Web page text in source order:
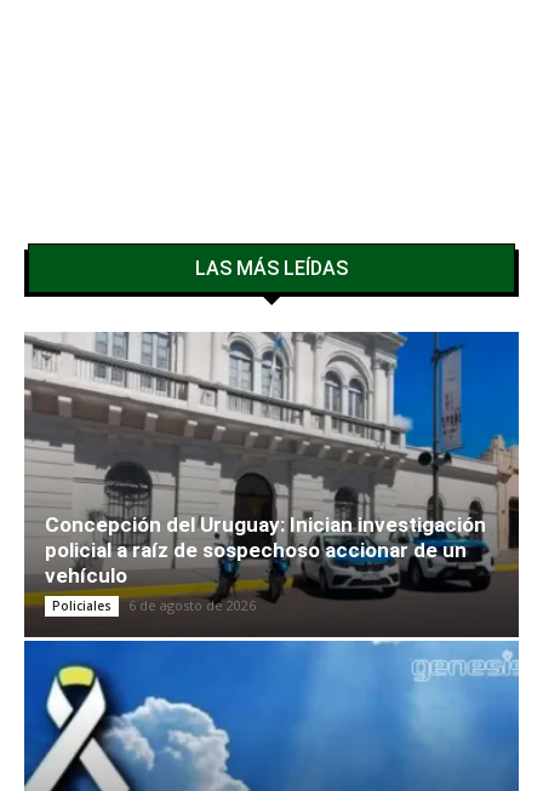
LAS MÁS LEÍDAS
Concepción del Uruguay: Inician investigación
policial a raíz de sospechoso accionar de un
vehículo
Policiales 6 de agosto de 2026